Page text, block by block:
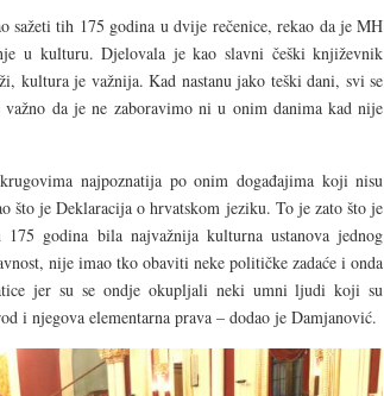
sažeti tih 175 godina u dvije rečenice, rekao da je MH
u kulturu. Djelovala je kao slavni češki književnik
kultura je važnija. Kad nastanu jako teški dani, svi se
da je ne zaboravimo ni u onim danima kad nije
najpoznatija po onim događajima koji nisu
što je Deklaracija o hrvatskom jeziku. To je zato što je
godina bila najvažnija kulturna ustanova jednog
nije imao tko obaviti neke političke zadaće i onda
jer su se ondje okupljali neki umni ljudi koji su
i njegova elementarna prava – dodao je Damjanović.